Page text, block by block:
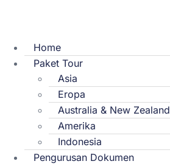
Home
Paket Tour
Asia
Eropa
Australia & New Zealand
Amerika
Indonesia
Pengurusan Dokumen